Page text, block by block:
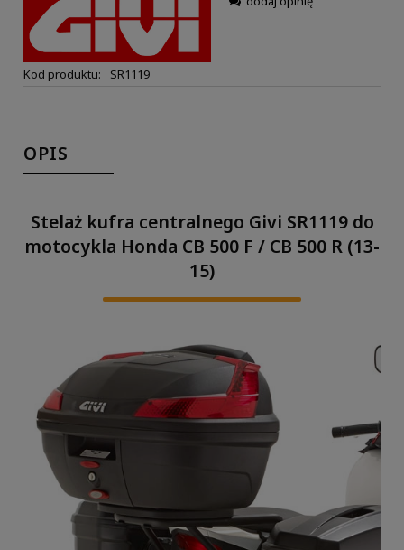
Kod produktu: SR1119
OPIS
Stelaż kufra centralnego Givi SR1119 do
motocykla Honda CB 500 F / CB 500 R (13-
15)